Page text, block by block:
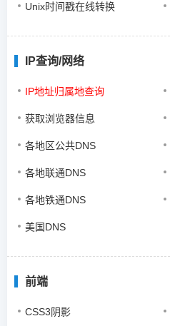
Unix时间戳在线转换
IP查询/网络
IP地址归属地查询
获取浏览器信息
各地区公共DNS
各地联通DNS
各地铁通DNS
美国DNS
前端
CSS3阴影